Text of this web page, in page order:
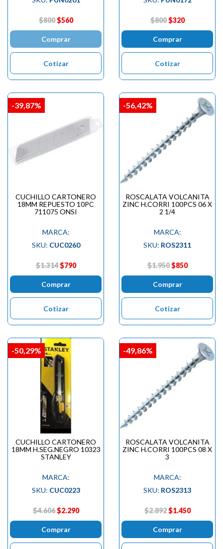
$800 $560
Comprar
Cotizar
$800 $320
Comprar
Cotizar
CUCHILLO CARTONERO
18MM REPUESTO 10PC
711075 ONSI
MARCA:
SKU: CUC0260
$1.314 $790
Comprar
Cotizar
-39,87%
ROSCALATA VOLCANITA
ZINC H.CORRI 100PCS 06 X
2 1/4
MARCA:
SKU: ROS2311
$1.950 $850
Comprar
Cotizar
-56,42%
CUCHILLO CARTONERO
18MM H.SEG.NEGRO 10323
STANLEY
MARCA:
SKU: CUC0223
$4.606 $2.290
Comprar
-50,29%
ROSCALATA VOLCANITA
ZINC H.CORRI 100PCS 08 X
3
MARCA:
SKU: ROS2313
$2.892 $1.450
Comprar
-49,86%